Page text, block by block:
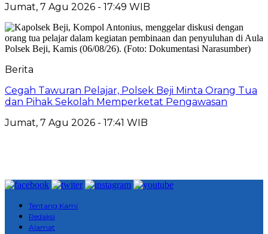
Jumat, 7 Agu 2026 - 17:49 WIB
Berita
Cegah Tawuran Pelajar, Polsek Beji Minta Orang Tua
dan Pihak Sekolah Memperketat Pengawasan
Jumat, 7 Agu 2026 - 17:41 WIB
Tentang Kami
Redaksi
Alamat